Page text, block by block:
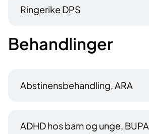
Ringerike DPS
Behandlinger
Abstinensbehandling, ARA
ADHD hos barn og unge, BUPA